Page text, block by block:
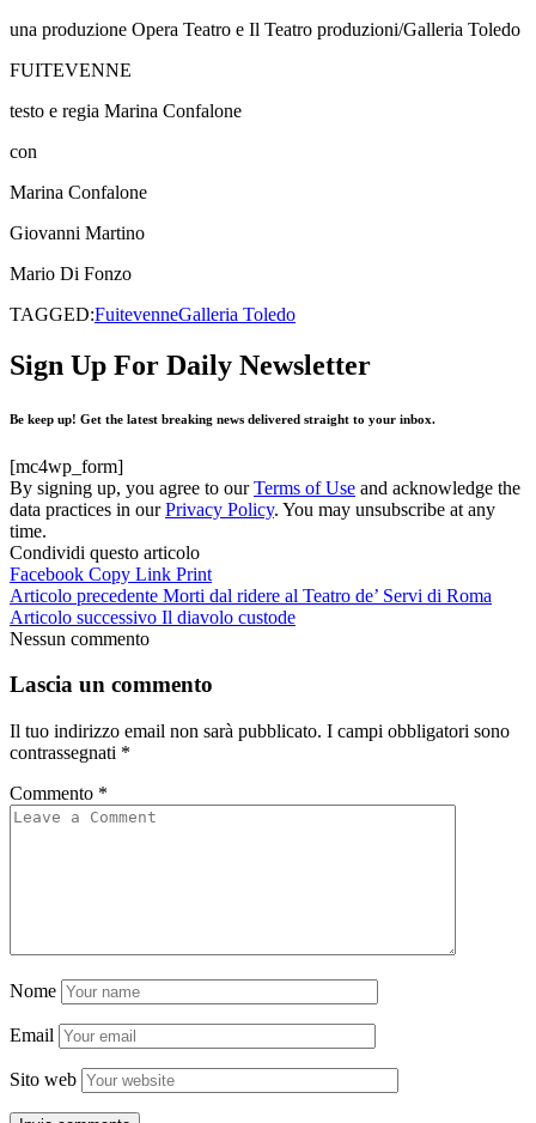
una produzione Opera Teatro e Il Teatro produzioni/Galleria Toledo
FUITEVENNE
testo e regia Marina Confalone
con
Marina Confalone
Giovanni Martino
Mario Di Fonzo
TAGGED:FuitevenneGalleria Toledo
Sign Up For Daily Newsletter
Be keep up! Get the latest breaking news delivered straight to your inbox.
[mc4wp_form]
By signing up, you agree to ourTerms of Use and acknowledge the
data practices in ourPrivacy Policy. You may unsubscribe at any
time.
Condividi questo articolo
Facebook Copy Link Print
Articolo precedente Morti dal ridere al Teatro de’ Servi di Roma
Articolo successivo Il diavolo custode
Nessun commento
Lascia un commento
Il tuo indirizzo email non sarà pubblicato. I campi obbligatori sono
contrassegnati *
Commento *
Nome
Email
Sito web